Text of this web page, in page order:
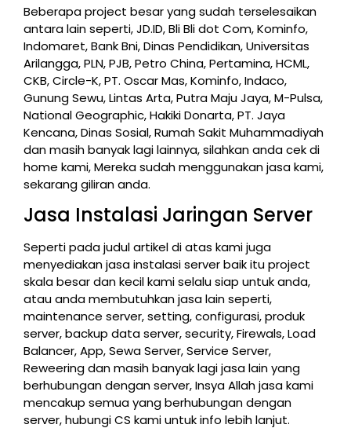
Beberapa project besar yang sudah terselesaikan
antara lain seperti, JD.ID, Bli Bli dot Com, Kominfo,
Indomaret, Bank Bni, Dinas Pendidikan, Universitas
Arilangga, PLN, PJB, Petro China, Pertamina, HCML,
CKB, Circle-K, PT. Oscar Mas, Kominfo, Indaco,
Gunung Sewu, Lintas Arta, Putra Maju Jaya, M-Pulsa,
National Geographic, Hakiki Donarta, PT. Jaya
Kencana, Dinas Sosial, Rumah Sakit Muhammadiyah
dan masih banyak lagi lainnya, silahkan anda cek di
home kami, Mereka sudah menggunakan jasa kami,
sekarang giliran anda.
Jasa Instalasi Jaringan Server
Seperti pada judul artikel di atas kami juga
menyediakan jasa instalasi server baik itu project
skala besar dan kecil kami selalu siap untuk anda,
atau anda membutuhkan jasa lain seperti,
maintenance server, setting, configurasi, produk
server, backup data server, security, Firewals, Load
Balancer, App, Sewa Server, Service Server,
Reweering dan masih banyak lagi jasa lain yang
berhubungan dengan server, Insya Allah jasa kami
mencakup semua yang berhubungan dengan
server, hubungi CS kami untuk info lebih lanjut.